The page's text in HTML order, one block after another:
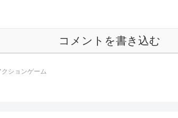
コメントを書き込む
ションゲーム